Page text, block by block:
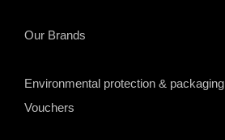
Our Brands
Environmental protection & packaging
Vouchers